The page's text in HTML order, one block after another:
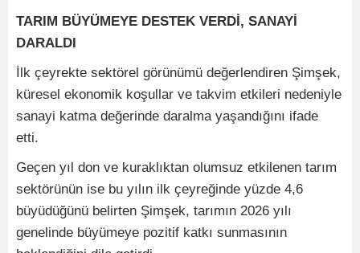
TARIM BÜYÜMEYE DESTEK VERDİ, SANAYİ
DARALDI
İlk çeyrekte sektörel görünümü değerlendiren Şimşek,
küresel ekonomik koşullar ve takvim etkileri nedeniyle
sanayi katma değerinde daralma yaşandığını ifade
etti.
Geçen yıl don ve kuraklıktan olumsuz etkilenen tarım
sektörünün ise bu yılın ilk çeyreğinde yüzde 4,6
büyüdüğünü belirten Şimşek, tarımın 2026 yılı
genelinde büyümeye pozitif katkı sunmasının